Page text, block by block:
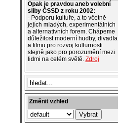
Opak je pravdou aneb volební
sliby ČSSD z roku 2002:
- Podporu kultuře, a to včetně
jejích mladých, experimentálních
a alternativních forem. Chápeme
důležitost moderní hudby, divadla
a filmu pro rozvoj kulturnosti
stejně jako pro porozumění mezi
lidmi na celém světě. Zdroj
Změnit vzhled